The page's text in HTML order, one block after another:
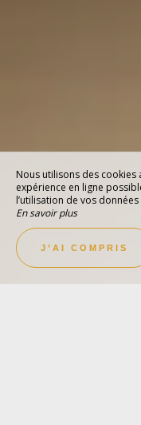
Nous utilisons des
expérience en ligne
l’utilisation de vos
En savoir plus
J’AI COMPRIS